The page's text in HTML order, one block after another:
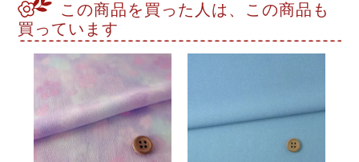
この商品を買った人は、この商品も
買っています